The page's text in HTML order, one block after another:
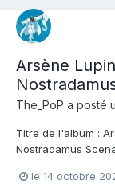
Arsène
The_PoP a posté
Titre de l'album :
Nostradamus
Editeur de l'album :
le 14 octobre